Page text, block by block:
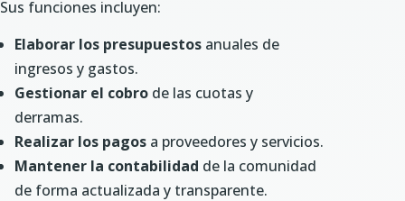
Sus funciones incluyen:
Elaborar los presupuestos anuales de
ingresos y gastos.
Gestionar el cobro de las cuotas y
derramas.
Realizar los pagos a proveedores y servicios.
Mantener la contabilidad de la comunidad
de forma actualizada y transparente.